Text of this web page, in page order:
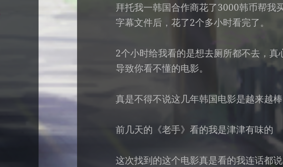
拜托我一韩国合作商花了3000韩币帮我
字幕文件后，花了2个多小时看完了。
2个小时给我看的是想去厕所都不去，
导致你看不懂的电影。
真是不得不说这几年韩国电影是越来越
前几天的《老手》看的我是津津有味的
这次找到的这个电影真是看的我连话都